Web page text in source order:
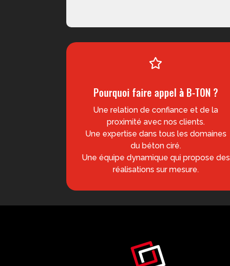

Pourquoi faire appel à B-TON ?
Une relation de confiance et de la
proximité avec nos clients.
Une expertise dans tous les domaines
du béton ciré.
Une équipe dynamique qui propose des
réalisations sur mesure.